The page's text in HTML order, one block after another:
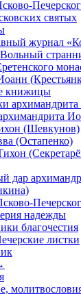
святых
журнал
книжицы
(Шевкунов)
(Остапенко)
дар
надежды
благочестия
листки